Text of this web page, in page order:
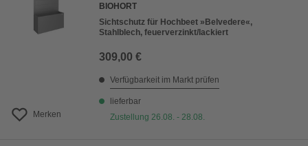
Merken
BIOHORT
Sichtschutz für Hochbeet »Belvedere«,
Stahlblech, feuerverzinkt/lackiert
309,00 €
Verfügbarkeit im Markt prüfen
lieferbar
Zustellung 26.08. - 28.08.